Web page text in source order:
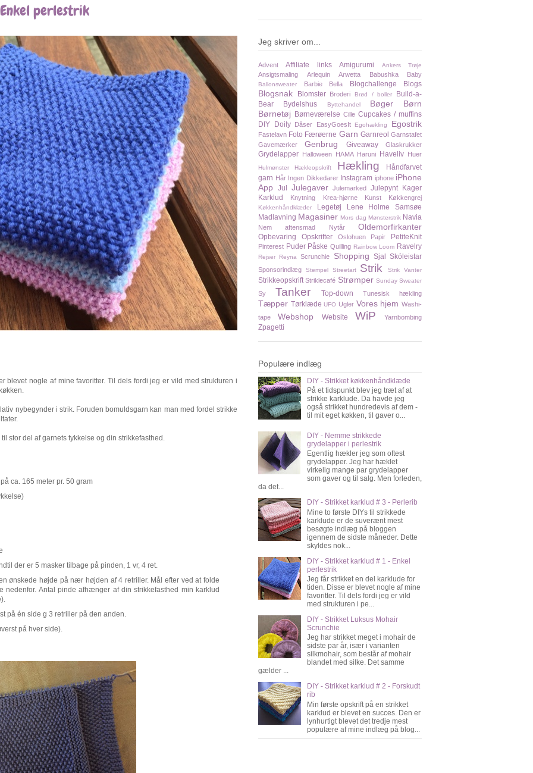
perlestrik
blevet nogle af mine favoritter. Til dels fordi jeg er vild med strukturen i
nybegynder i strik. Foruden bomuldsgarn kan man med fordel strikke
stor del af garnets tykkelse og din strikkefasthed.
ca. 165 meter pr. 50 gram
der er 5 masker tilbage på pinden, 1 vr, 4 ret.
ønskede højde på nær højden af 4 retriller. Mål efter ved at folde
nedenfor. Antal pinde afhænger af din strikkefasthed min karklud
på én side g 3 retriller på den anden.
på hver side).
Jeg skriver om...
Advent Affiliate links Amigurumi Ankers Trøje
Ansigtsmaling Arlequin Arwetta Babushka Baby
Ballonsweater Barbie Bella Blogchallenge Blogs
Blogsnak Blomster Broderi Brød / boller
Build-a-
Bear
Bydelshus Byttehandel Bøger
Børn
Børnetøj Børneværelse Cille Cupcakes / muffins
DIY
Doily Dåser EasyGoesIt Egohækling Egostrik
Fastelavn Foto Færøerne Garn Garnreol Garnstafet
Gavemærker
Genbrug Giveaway Glaskrukker
Grydelapper Halloween HAMA Haruni Haveliv Huer
Hulmønster Hækleopskrift Hækling
Håndfarvet
garn Hår Ingen Dikkedarer Instagram iphone iPhone
App Jul Julegaver Julemarked Julepynt
Kager
Karklud
Knytning Krea-hjørne Kunst Køkkengrej
Køkkenhåndklæder Legetøj
Lene Holme Samsøe
Madlavning Magasiner Mors dag Mønsterstrik Navia
Nem aftensmad Nytår Oldemorfirkanter
Opbevaring Opskrifter Oslohuen Papir PetiteKnit
Pinterest Puder Påske Quilling Rainbow Loom Ravelry
Rejser Reyna Scrunchie Shopping Sjal Skóleistar
Sponsorindlæg Stempel Streetart Strik Strik Vanter
Strikkeopskrift Striklecafé Strømper Sunday Sweater
Sy Tanker Top-down Tunesisk hækling
Tæpper Tørklæde UFO Ugler Vores hjem Washi-
tape
Webshop Website WiP Yarnbombing
Zpagetti
Populære indlæg
DIY - Strikket køkkenhåndklæde
På et tidspunkt blev jeg træt af at
strikke karklude. Da havde jeg
også strikket hundredevis af dem -
til mit eget køkken, til gaver o...
DIY - Nemme strikkede
grydelapper i perlestrik
Egentlig hækler jeg som oftest
grydelapper. Jeg har hæklet
virkelig mange par grydelapper
som gaver og til salg. Men forleden,
da det...
DIY - Strikket karklud # 3 - Perlerib
Mine to første DIYs til strikkede
karklude er de suverænt mest
besøgte indlæg på bloggen
igennem de sidste måneder. Dette
skyldes nok...
DIY - Strikket karklud # 1 - Enkel
perlestrik
Jeg får strikket en del karklude for
tiden. Disse er blevet nogle af mine
favoritter. Til dels fordi jeg er vild
med strukturen i pe...
DIY - Strikket Luksus Mohair
Scrunchie
Jeg har strikket meget i mohair de
sidste par år, især i varianten
silkmohair, som består af mohair
blandet med silke. Det samme
gælder ...
DIY - Strikket karklud # 2 - Forskudt
rib
Min første opskrift på en strikket
karklud er blevet en succes. Den er
lynhurtigt blevet det tredje mest
populære af mine indlæg på blog...